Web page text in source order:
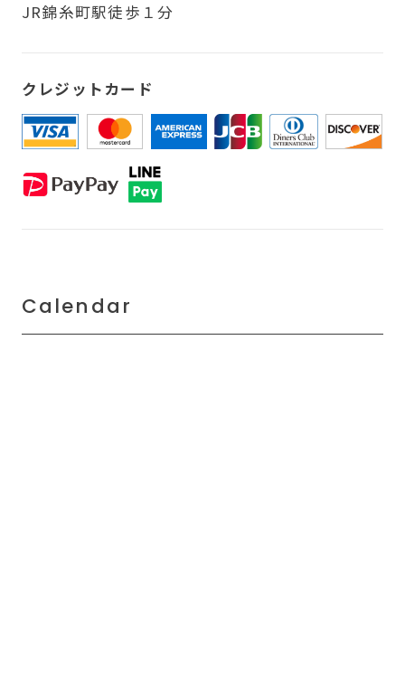
JR錦糸町駅徒歩１分
クレジットカード
Calendar